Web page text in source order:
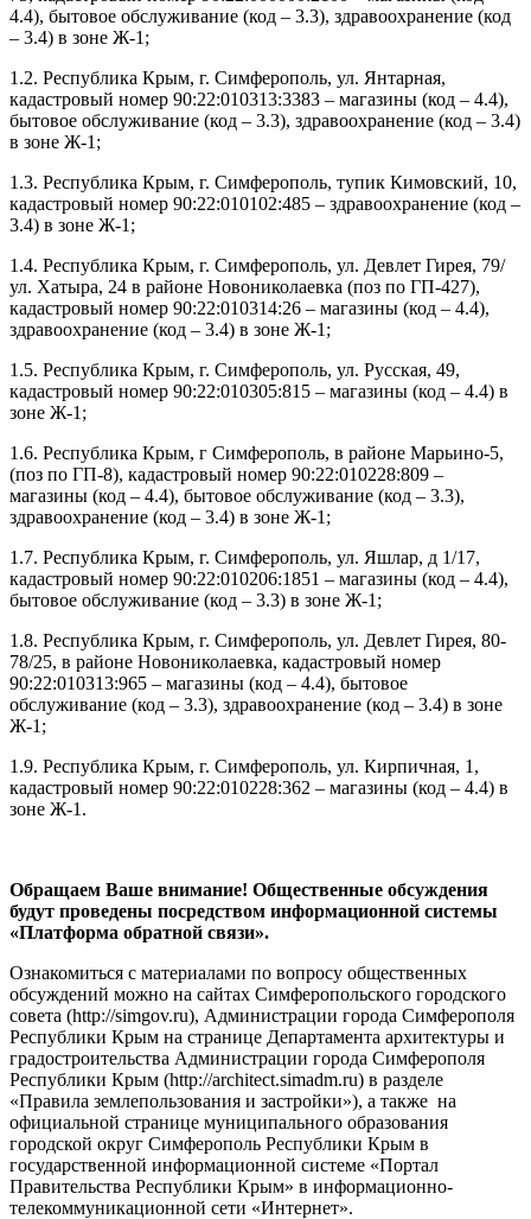
4.4), бытовое обслуживание (код – 3.3), здравоохранение (код
– 3.4) в зоне Ж-1;
1.2. Республика Крым, г. Симферополь, ул. Янтарная,
кадастровый номер 90:22:010313:3383 – магазины (код – 4.4),
бытовое обслуживание (код – 3.3), здравоохранение (код – 3.4)
в зоне Ж-1;
1.3. Республика Крым, г. Симферополь, тупик Кимовский, 10,
кадастровый номер 90:22:010102:485 – здравоохранение (код –
3.4) в зоне Ж-1;
1.4. Республика Крым, г. Симферополь, ул. Девлет Гирея, 79/
ул. Хатыра, 24 в районе Новониколаевка (поз по ГП-427),
кадастровый номер 90:22:010314:26 – магазины (код – 4.4),
здравоохранение (код – 3.4) в зоне Ж-1;
1.5. Республика Крым, г. Симферополь, ул. Русская, 49,
кадастровый номер 90:22:010305:815 – магазины (код – 4.4) в
зоне Ж-1;
1.6. Республика Крым, г Симферополь, в районе Марьино-5,
(поз по ГП-8), кадастровый номер 90:22:010228:809 –
магазины (код – 4.4), бытовое обслуживание (код – 3.3),
здравоохранение (код – 3.4) в зоне Ж-1;
1.7. Республика Крым, г. Симферополь, ул. Яшлар, д 1/17,
кадастровый номер 90:22:010206:1851 – магазины (код – 4.4),
бытовое обслуживание (код – 3.3) в зоне Ж-1;
1.8. Республика Крым, г. Симферополь, ул. Девлет Гирея, 80-
78/25, в районе Новониколаевка, кадастровый номер
90:22:010313:965 – магазины (код – 4.4), бытовое
обслуживание (код – 3.3), здравоохранение (код – 3.4) в зоне
Ж-1;
1.9. Республика Крым, г. Симферополь, ул. Кирпичная, 1,
кадастровый номер 90:22:010228:362 – магазины (код – 4.4) в
зоне Ж-1.
Обращаем Ваше внимание! Общественные обсуждения
будут проведены посредством информационной системы
«Платформа обратной связи».
Ознакомиться с материалами по вопросу общественных
обсуждений можно на сайтах Симферопольского городского
совета (http://simgov.ru), Администрации города Симферополя
Республики Крым на странице Департамента архитектуры и
градостроительства Администрации города Симферополя
Республики Крым (http://architect.simadm.ru) в разделе
«Правила землепользования и застройки»), а также на
официальной странице муниципального образования
городской округ Симферополь Республики Крым в
государственной информационной системе «Портал
Правительства Республики Крым» в информационно-
телекоммуникационной сети «Интернет».